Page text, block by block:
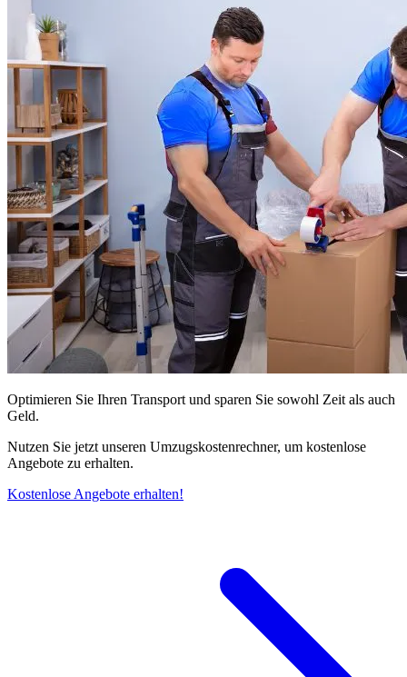
Optimieren Sie Ihren Transport und sparen Sie sowohl Zeit als auch
Geld.
Nutzen Sie jetzt unseren Umzugskostenrechner, um kostenlose
Angebote zu erhalten.
Kostenlose Angebote erhalten!